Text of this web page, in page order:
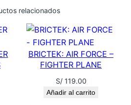
relacionados
BRICTEK: AIR FORCE –
FIGHTER PLANE
S/119.00
Añadir al carrito